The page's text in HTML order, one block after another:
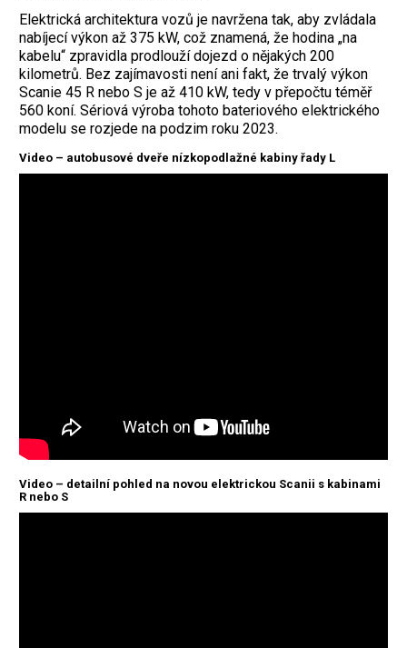
Elektrická architektura vozů je navržena tak, aby zvládala
nabíjecí výkon až 375 kW, což znamená, že hodina „na
kabelu“ zpravidla prodlouží dojezd o nějakých 200
kilometrů. Bez zajímavosti není ani fakt, že trvalý výkon
Scanie 45 R nebo S je až 410 kW, tedy v přepočtu téměř
560 koní. Sériová výroba tohoto bateriového elektrického
modelu se rozjede na podzim roku 2023.
Video – autobusové dveře nízkopodlažné kabiny řady L
Video – detailní pohled na novou elektrickou Scanii s kabinami
R nebo S